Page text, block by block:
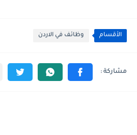
الأقسام وظائف في الاردن